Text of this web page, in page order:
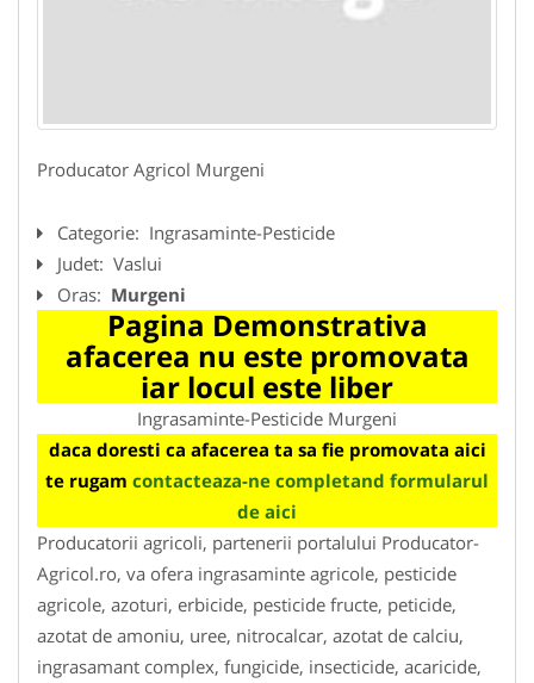
Producator Agricol Murgeni
Categorie: Ingrasaminte-Pesticide
Judet: Vaslui
Oras: Murgeni
Pagina Demonstrativa
afacerea nu este promovata
iar locul este liber
Ingrasaminte-Pesticide Murgeni
daca doresti ca afacerea ta sa fie promovata aici
te rugam contacteaza-ne completand formularul
de aici
Producatorii agricoli, partenerii portalului Producator-
Agricol.ro, va ofera ingrasaminte agricole, pesticide
agricole, azoturi, erbicide, pesticide fructe, peticide,
azotat de amoniu, uree, nitrocalcar, azotat de calciu,
ingrasamant complex, fungicide, insecticide, acaricide,